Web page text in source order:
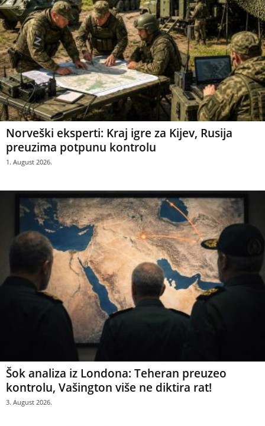
Norveški eksperti: Kraj igre za Kijev, Rusija
preuzima potpunu kontrolu
1. August 2026.
Šok analiza iz Londona: Teheran preuzeo
kontrolu, Vašington više ne diktira rat!
3. August 2026.